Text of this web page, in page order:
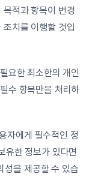
적과 항목이 변경
치를 이행할 것입
요한 최소한의 개인
수 항목만을 처리하
자에게 필수적인 정
유한 정보가 있다면
성을 제공할 수 있습